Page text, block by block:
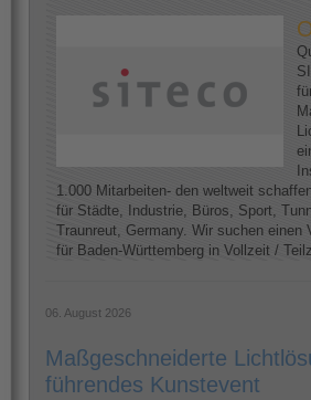
1.000 Mitarbeiten- den weltweit
für Städte, Industrie, Büros, Sport,
Traunreut, Germany. Wir suchen einen
für Baden-Württemberg in Vollzeit /
06. August 2026
Maßgeschneiderte
führendes Kunstevent